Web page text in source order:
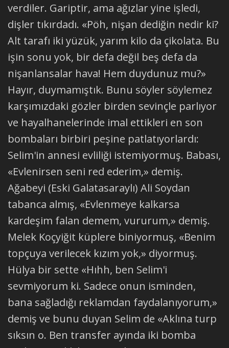
verdiler. Gariptir, ama ağızlar yine işledi,
dişler tıkırdadı. «Pöh, nişan dediğin nedir ki?
Alt tarafı iki yüzük, yarım kilo da çikolata. Bu
işin sonu yok, bir defa değil beş defa da
nişanlansalar hava! Hem duydunuz mu?»
Hayır, duymamıştık. Bunu söyler söylemez
karşımızdaki gözler birden sevinçle parlıyor
ve hayalhanelerinde imal ettikleri en son
bombaları birbiri peşine patlatıyorlardı:
Selim'in annesi evliliği istemiyormuş. Babası,
«Evlenirsen seni red ederim,» demiş.
Ağabeyi (Eski Galatasaraylı) Ali Soydan
tabanca almış, «Evlenmeye kalkarsa
kardeşim falan demem, vururum,» demiş.
Melek Koçyiğit küplere biniyormuş, «Benim
topçuya verilecek kızım yok,» diyormuş.
Hülya bir sette «Hıhh, ben Selim'i
sevmiyorum ki. Sadece onun isminden,
bana sağladığı reklamdan faydalanıyorum,»
demiş ve bunu duyan Selim de «Aklına turp
sıksın o. Ben transfer ayında iki bomba